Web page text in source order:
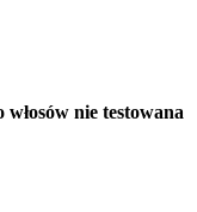
nie testowana